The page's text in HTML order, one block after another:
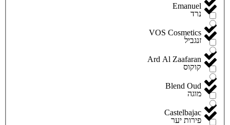
Emanuel
VOS Cosmetics
Ard Al Zaafaran
Blend Oud
Castelbajac
נרד
זנגביל
קוקוס
מוגה
פירות יער